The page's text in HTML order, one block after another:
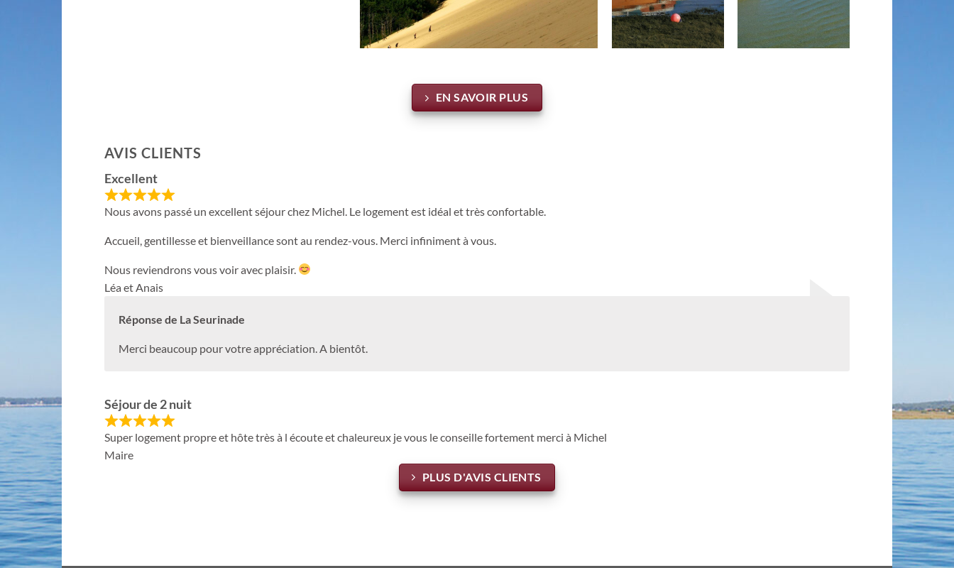
EN SAVOIR PLUS
AVIS CLIENTS
Excellent
Nous avons passé un excellent séjour chez Michel. Le logement est idéal et très confortable.
Accueil, gentillesse et bienveillance sont au rendez-vous. Merci infiniment à vous.
Nous reviendrons vous voir avec plaisir.
Léa et Anais
Réponse de La Seurinade
Merci beaucoup pour votre appréciation. A bientôt.
Séjour de 2 nuit
Super logement propre et hôte très à l écoute et chaleureux je vous le conseille fortement merci à Michel
Maire
PLUS D'AVIS CLIENTS